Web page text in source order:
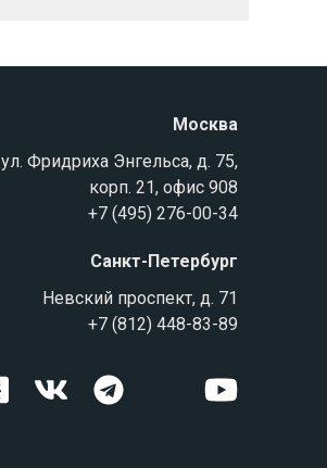
Москва
ул. Фридриха Энгельса, д. 75,
корп. 21, офис 908
+7 (495) 276-00-34
Санкт-Петербург
Невский проспект, д. 71
+7 (812) 448-83-89